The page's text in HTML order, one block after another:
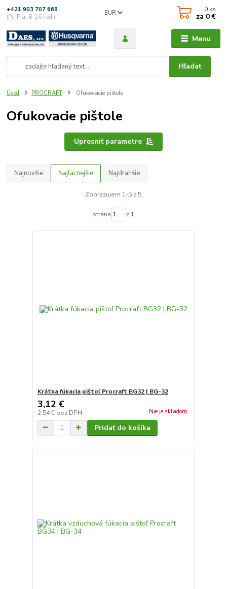
Menu
EUR
Hľadať
+421 903 707 668
(Po-Pia, 8-16 hod.)
0 ks
za 0 €
Úvod PROCRAFT Ofukovacie pištole
Ofukovacie pištole
Upresniť parametre
Najnovšie Najlacnejšie Najdrahšie
Zobrazujem 1-5 z 5
strana z 1
Krátka fúkacia pištoľ Procraft BG32 | BG-32
3,12 €
2,54 € bez DPH Nie je skladom
Pridať do košíka